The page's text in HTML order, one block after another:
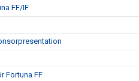
FF/IF
Fortuna FF